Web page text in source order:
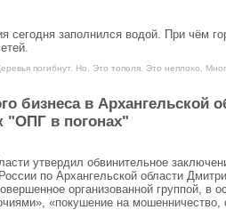
сегодня заполнился водой. При чём
погибнут. Но. Это тополя. Это неплохо.
бизнеса в Архангельской
"ОПГ в погонах"
утвердил обвинительное
по Архангельской области
организованной группой, в
«покушение на мошенничество,